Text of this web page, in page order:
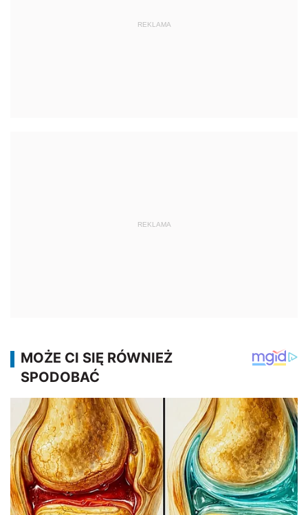
REKLAMA
REKLAMA